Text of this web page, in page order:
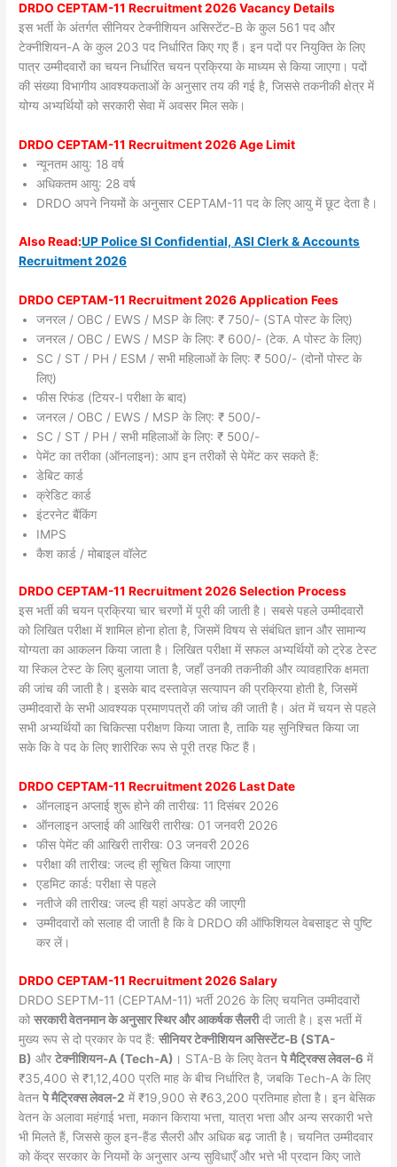
DRDO CEPTAM-11 Recruitment 2026 Vacancy Details
इस भर्ती के अंतर्गत सीनियर टेक्नीशियन असिस्टेंट-B के कुल 561 पद और
टेक्नीशियन-A के कुल 203 पद निर्धारित किए गए हैं। इन पदों पर नियुक्ति के लिए
पात्र उम्मीदवारों का चयन निर्धारित चयन प्रक्रिया के माध्यम से किया जाएगा। पदों
की संख्या विभागीय आवश्यकताओं के अनुसार तय की गई है, जिससे तकनीकी क्षेत्र में
योग्य अभ्यर्थियों को सरकारी सेवा में अवसर मिल सके।
DRDO CEPTAM-11 Recruitment 2026 Age Limit
न्यूनतम आयु: 18 वर्ष
अधिकतम आयु: 28 वर्ष
DRDO अपने नियमों के अनुसार CEPTAM-11 पद के लिए आयु में छूट देता है।
AlsoRead:UP Police SI Confidential, ASI Clerk & Accounts
Recruitment 2026
DRDO CEPTAM-11 Recruitment 2026 Application Fees
जनरल / OBC / EWS / MSP के लिए: ₹ 750/- (STA पोस्ट के लिए)
जनरल / OBC / EWS / MSP के लिए: ₹ 600/- (टेक. A पोस्ट के लिए)
SC / ST / PH / ESM / सभी महिलाओं के लिए: ₹ 500/- (दोनों पोस्ट के
लिए)
फीस रिफंड (टियर-I परीक्षा के बाद)
जनरल / OBC / EWS / MSP के लिए: ₹ 500/-
SC / ST / PH / सभी महिलाओं के लिए: ₹ 500/-
पेमेंट का तरीका (ऑनलाइन): आप इन तरीकों से पेमेंट कर सकते हैं:
डेबिट कार्ड
क्रेडिट कार्ड
इंटरनेट बैंकिंग
IMPS
कैश कार्ड / मोबाइल वॉलेट
DRDO CEPTAM-11 Recruitment 2026 Selection Process
इस भर्ती की चयन प्रक्रिया चार चरणों में पूरी की जाती है। सबसे पहले उम्मीदवारों
को लिखित परीक्षा में शामिल होना होता है, जिसमें विषय से संबंधित ज्ञान और सामान्य
योग्यता का आकलन किया जाता है। लिखित परीक्षा में सफल अभ्यर्थियों को ट्रेड टेस्ट
या स्किल टेस्ट के लिए बुलाया जाता है, जहाँ उनकी तकनीकी और व्यावहारिक क्षमता
की जांच की जाती है। इसके बाद दस्तावेज़ सत्यापन की प्रक्रिया होती है, जिसमें
उम्मीदवारों के सभी आवश्यक प्रमाणपत्रों की जांच की जाती है। अंत में चयन से पहले
सभी अभ्यर्थियों का चिकित्सा परीक्षण किया जाता है, ताकि यह सुनिश्चित किया जा
सके कि वे पद के लिए शारीरिक रूप से पूरी तरह फिट हैं।
DRDO CEPTAM-11 Recruitment 2026 Last Date
ऑनलाइन अप्लाई शुरू होने की तारीख: 11 दिसंबर 2026
ऑनलाइन अप्लाई की आखिरी तारीख: 01 जनवरी 2026
फीस पेमेंट की आखिरी तारीख: 03 जनवरी 2026
परीक्षा की तारीख: जल्द ही सूचित किया जाएगा
एडमिट कार्ड: परीक्षा से पहले
नतीजे की तारीख: जल्द ही यहां अपडेट की जाएगी
उम्मीदवारों को सलाह दी जाती है कि वे DRDO की ऑफिशियल वेबसाइट से पुष्टि
कर लें।
DRDO CEPTAM-11 Recruitment 2026 Salary
DRDO SEPTM-11 (CEPTAM-11) भर्ती 2026 के लिए चयनित उम्मीदवारों
कोसरकारी वेतनमान के अनुसार स्थिर और आकर्षक सैलरीदी जाती है। इस भर्ती में
मुख्य रूप से दो प्रकार के पद हैं:सीनियर टेक्नीशियन असिस्टेंट-B (STA-
B) औरटेक्नीशियन-A (Tech-A) । STA-B के लिए वेतनपे मैट्रिक्स लेवल-6 में
₹35,400 से ₹1,12,400 प्रति माह के बीच निर्धारित है, जबकि Tech-A के लिए
वेतनपे मैट्रिक्स लेवल-2 में ₹19,900 से ₹63,200 प्रतिमाह होता है। इन बेसिक
वेतन के अलावा महंगाई भत्ता, मकान किराया भत्ता, यात्रा भत्ता और अन्य सरकारी भत्ते
भी मिलते हैं, जिससे कुल इन-हैंड सैलरी और अधिक बढ़ जाती है। चयनित उम्मीदवार
को केंद्र सरकार के नियमों के अनुसार अन्य सुविधाएँ और भत्ते भी प्रदान किए जाते